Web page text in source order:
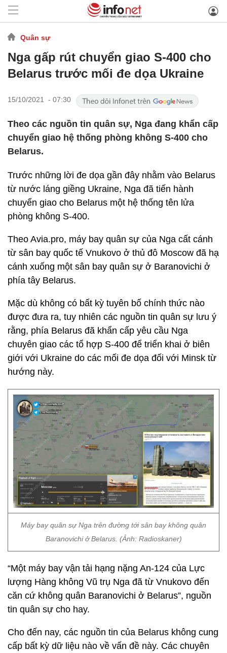
Quân sự
Nga gấp rút chuyển giao S-400 cho
Belarus trước mối đe dọa Ukraine
15/10/2021 - 07:30
Theo các nguồn tin quân sự, Nga đang khẩn cấp
chuyển giao hệ thống phòng không S-400 cho
Belarus.
Trước những lời đe dọa gần đây nhằm vào Belarus
từ nước láng giềng Ukraine, Nga đã tiến hành
chuyển giao cho Belarus một hệ thống tên lửa
phòng không S-400.
Theo Avia.pro, máy bay quân sự của Nga cất cánh
từ sân bay quốc tế Vnukovo ở thủ đô Moscow đã hạ
cánh xuống một sân bay quân sự ở Baranovichi ở
phía tây Belarus.
Mặc dù không có bất kỳ tuyên bố chính thức nào
được đưa ra, tuy nhiên các nguồn tin quân sự lưu ý
rằng, phía Belarus đã khẩn cấp yêu cầu Nga
chuyên giao các tổ hợp S-400 để triển khai ở biên
giới với Ukraine do các mối đe dọa đối với Minsk từ
hướng này.
Máy bay quân sự Nga trên đường tới sân bay không quân
Baranovichi ở Belarus. (Ảnh: Radioskaner)
“Một máy bay vận tải hạng nặng An-124 của Lực
lượng Hàng không Vũ trụ Nga đã từ Vnukovo đến
căn cứ không quân Baranovichi ở Belarus”, nguồn
tin quân sự cho hay.
Cho đến nay, các nguồn tin của Belarus không cung
cấp bất kỳ dữ liệu nào về vấn đề này. Các chuyên